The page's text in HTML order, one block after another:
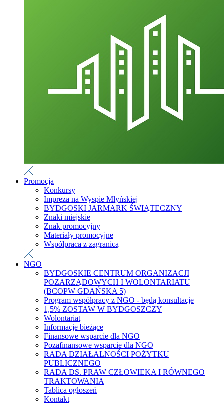
Promocja
Konkursy
Impreza na Wyspie Młyńskiej
BYDGOSKI JARMARK ŚWIĄTECZNY
Znaki miejskie
Znak promocyjny
Materiały promocyjne
Współpraca z zagranicą
NGO
BYDGOSKIE CENTRUM ORGANIZACJI
POZARZĄDOWYCH I WOLONTARIATU
(BCOPW GDAŃSKA 5)
Program współpracy z NGO - będą konsultacje
1,5% ZOSTAW W BYDGOSZCZY
Wolontariat
Informacje bieżące
Finansowe wsparcie dla NGO
Pozafinansowe wsparcie dla NGO
RADA DZIAŁALNOŚCI POŻYTKU
PUBLICZNEGO
RADA DS. PRAW CZŁOWIEKA I RÓWNEGO
TRAKTOWANIA
Tablica ogłoszeń
Kontakt